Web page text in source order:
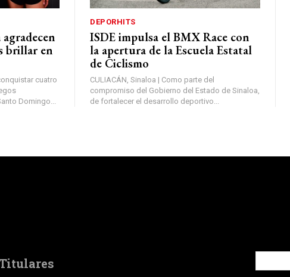
brillar en
cuatro
Domingo...
DEPORHITS
ISDE impulsa el BMX Race con
la apertura de la Escuela Estatal
de Ciclismo
CULIACÁN, Sinaloa | Como parte del
compromiso del Gobierno del Estado de Sinaloa,
de fortalecer el desarrollo deportivo...